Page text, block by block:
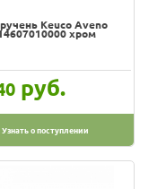
Keuco Aveno
хром
руб.
Узнать о поступлении